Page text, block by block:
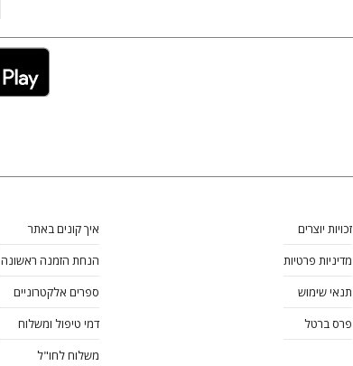
זכויות יוצרים
מדיניות פרטיות
תנאי שימוש
פרס ברטל
איך קונים באתר
הנחת הזמנה ראשונה
ספרים אלקטרוניים
דמי טיפול ומשלוח
משלוח לחו"ל